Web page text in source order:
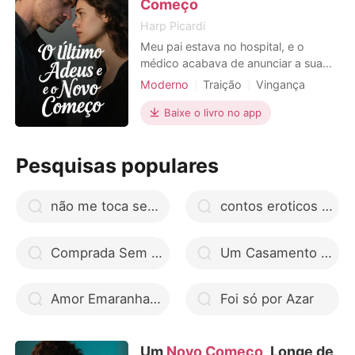
Começo
Harp Picardi
Meu pai estava no hospital, e o
médico acabava de anunciar a sua
morte. A minha barriga de três meses
Liguei para o meu marido, Miguel, o
melhor cardiologista da cidade, mas
desesperadas. Desesperada, fui
encontrá-lo no corredor e vi
Moderno Traição
Vingança
Gravidez
Divórcio
Heroína incrível
Baixe o livro no app
Pesquisas populares
não me toca seu boboca pdf google drive contos eroticos escola
Comprada Sem Amor google drive Um Casamento de Conveniência com o CEO
Amor Emaranhado do Destino google drive Foi só por Azar